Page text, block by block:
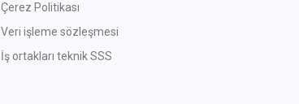
Çerez Politikası
Veri işleme sözleşmesi
İş ortakları teknik SSS